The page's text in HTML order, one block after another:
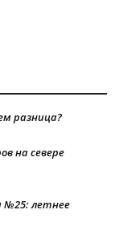
разница?
на севере
№25: летнее